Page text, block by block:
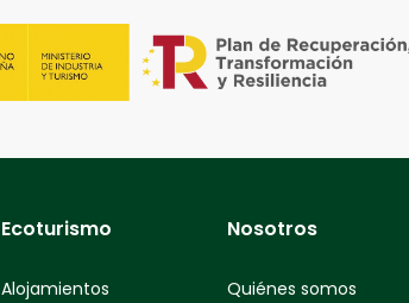
Ecoturismo
Alojamientos
Nosotros
Quiénes somos